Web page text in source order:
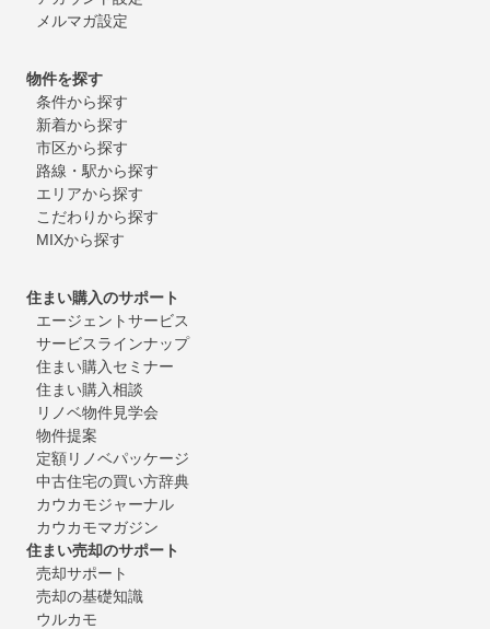
メルマガ設定
物件を探す
条件から探す
新着から探す
市区から探す
路線・駅から探す
エリアから探す
こだわりから探す
MIXから探す
住まい購入のサポート
エージェントサービス
サービスラインナップ
住まい購入セミナー
住まい購入相談
リノベ物件見学会
物件提案
定額リノベパッケージ
中古住宅の買い方辞典
カウカモジャーナル
カウカモマガジン
住まい売却のサポート
売却サポート
売却の基礎知識
ウルカモ